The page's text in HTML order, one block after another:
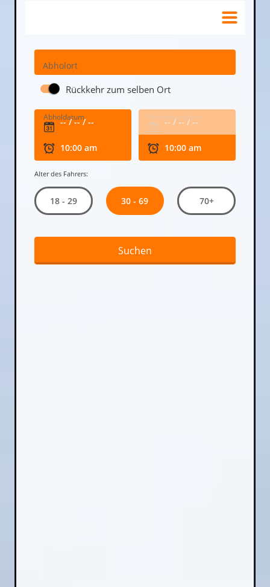
Abholort
Rückkehr zum selben Ort
Abholdatum Rückgabedatum
Alter des Fahrers:
18 - 29 30 - 69 70+
Suchen